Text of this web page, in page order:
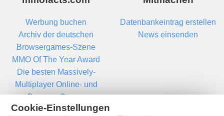
Werbung buchen
Archiv der deutschen
Browsergames-Szene
MMO Of The Year Award
Die besten Massively-
Multiplayer Online- und
Browser-Games
Datenbankeintrag erstellen
News einsenden
Cookie-Einstellungen